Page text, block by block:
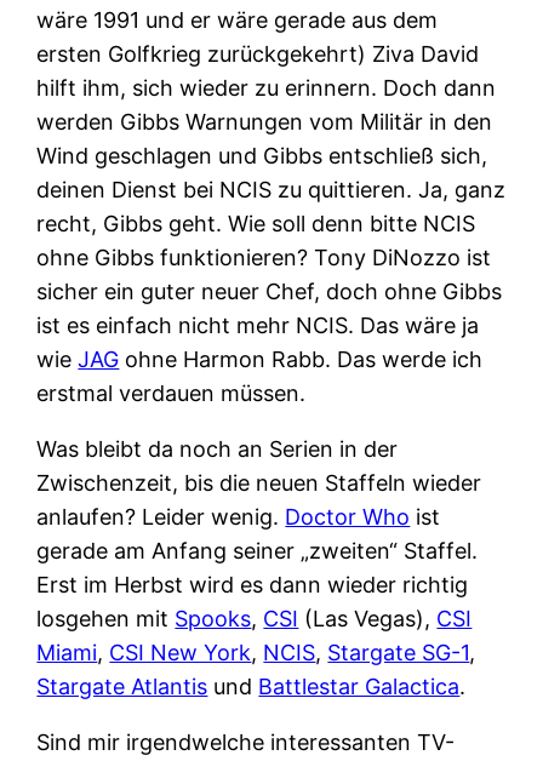
wäre 1991 und er wäre gerade aus dem
ersten Golfkrieg zurückgekehrt) Ziva David
hilft ihm, sich wieder zu erinnern. Doch dann
werden Gibbs Warnungen vom Militär in den
Wind geschlagen und Gibbs entschließ sich,
deinen Dienst bei NCIS zu quittieren. Ja, ganz
recht, Gibbs geht. Wie soll denn bitte NCIS
ohne Gibbs funktionieren? Tony DiNozzo ist
sicher ein guter neuer Chef, doch ohne Gibbs
ist es einfach nicht mehr NCIS. Das wäre ja
wieJAG ohne Harmon Rabb. Das werde ich
erstmal verdauen müssen.
Was bleibt da noch an Serien in der
Zwischenzeit, bis die neuen Staffeln wieder
anlaufen? Leider wenig. Doctor Who ist
gerade am Anfang seiner „zweiten“ Staffel.
Erst im Herbst wird es dann wieder richtig
losgehen mit Spooks, CSI (Las Vegas), CSI
Miami, CSI New York, NCIS, Stargate SG-1,
Stargate Atlantis und Battlestar Galactica.
Sind mir irgendwelche interessanten TV-